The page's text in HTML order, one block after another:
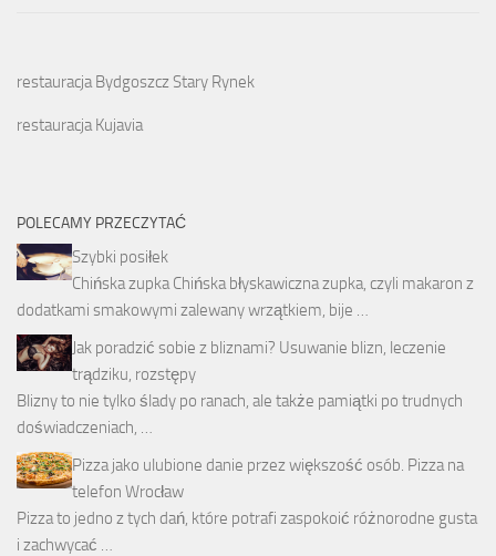
restauracja Bydgoszcz Stary Rynek
restauracja Kujavia
POLECAMY PRZECZYTAĆ
Szybki posiłek
Chińska zupka Chińska błyskawiczna zupka, czyli makaron z
dodatkami smakowymi zalewany wrzątkiem, bije …
Jak poradzić sobie z bliznami? Usuwanie blizn, leczenie
trądziku, rozstępy
Blizny to nie tylko ślady po ranach, ale także pamiątki po trudnych
doświadczeniach, …
Pizza jako ulubione danie przez większość osób. Pizza na
telefon Wrocław
Pizza to jedno z tych dań, które potrafi zaspokoić różnorodne gusta
i zachwycać …